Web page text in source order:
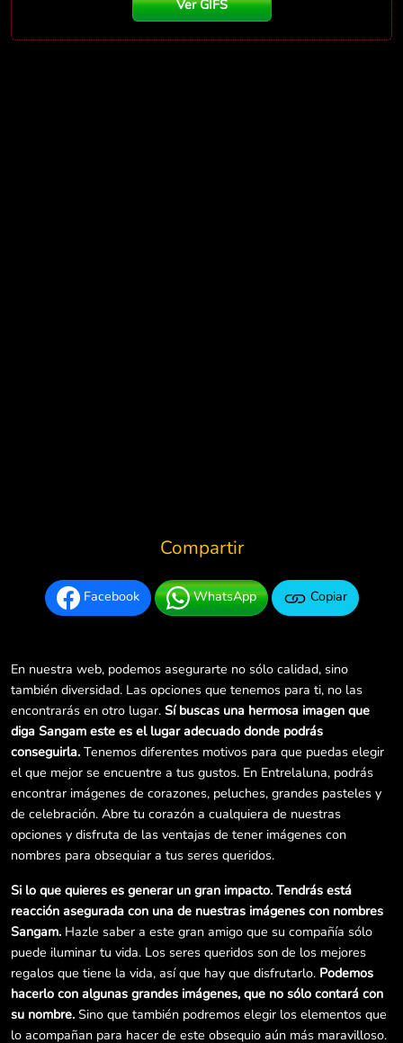
Ver GIFS
Compartir
Facebook WhatsApp Copiar
En nuestra web, podemos asegurarte no sólo calidad, sino
también diversidad. Las opciones que tenemos para ti, no las
encontrarás en otro lugar. Sí buscas una hermosa imagen que
diga Sangam este es el lugar adecuado donde podrás
conseguirla. Tenemos diferentes motivos para que puedas elegir
el que mejor se encuentre a tus gustos. En Entrelaluna, podrás
encontrar imágenes de corazones, peluches, grandes pasteles y
de celebración. Abre tu corazón a cualquiera de nuestras
opciones y disfruta de las ventajas de tener imágenes con
nombres para obsequiar a tus seres queridos.
Si lo que quieres es generar un gran impacto. Tendrás está
reacción asegurada con una de nuestras imágenes con nombres
Sangam. Hazle saber a este gran amigo que su compañía sólo
puede iluminar tu vida. Los seres queridos son de los mejores
regalos que tiene la vida, así que hay que disfrutarlo. Podemos
hacerlo con algunas grandes imágenes, que no sólo contará con
su nombre. Sino que también podremos elegir los elementos que
lo acompañan para hacer de este obsequio aún más maravilloso.